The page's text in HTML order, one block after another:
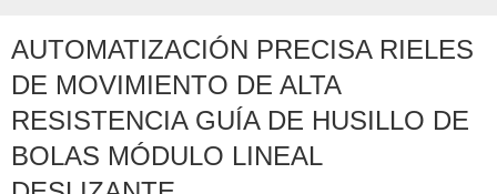
AUTOMATIZACIÓN PRECISA RIELES
DE MOVIMIENTO DE ALTA
RESISTENCIA GUÍA DE HUSILLO DE
BOLAS MÓDULO LINEAL